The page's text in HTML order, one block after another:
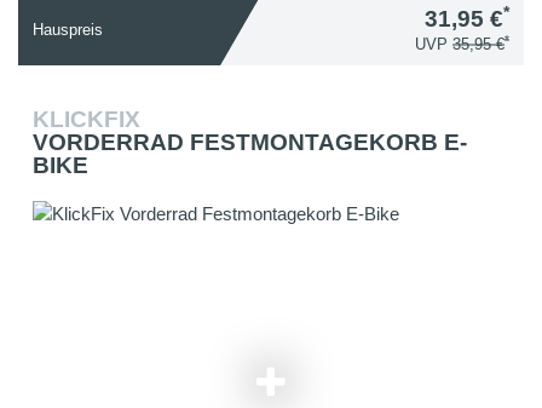
Hauspreis 31,95 €*
UVP 35,95 €*
KLICKFIX
VORDERRAD FESTMONTAGEKORB E-
BIKE